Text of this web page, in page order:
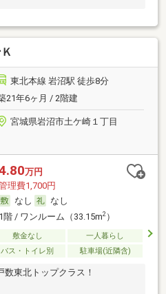
東北本線 岩沼駅 徒歩8分
21年6ヶ月 / 2階建
宮城県岩沼市土ケ崎１丁目
万円
理費1,700円
なし
なし
1階 / ワンルーム（33.15m2）
敷金なし
一人暮らし
バス・トイレ別 駐車場(近隣含)
東北トップクラス！